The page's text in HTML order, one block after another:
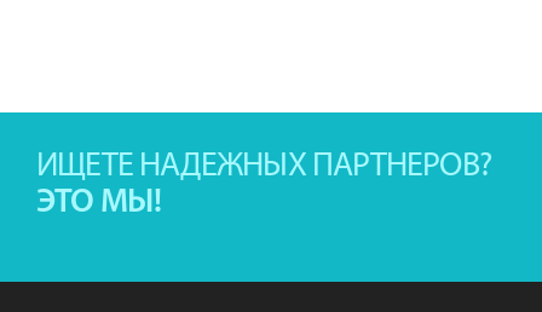
ИЩЕТЕ НАДЕЖНЫХ ПАРТНЕРОВ?
ЭТО МЫ!